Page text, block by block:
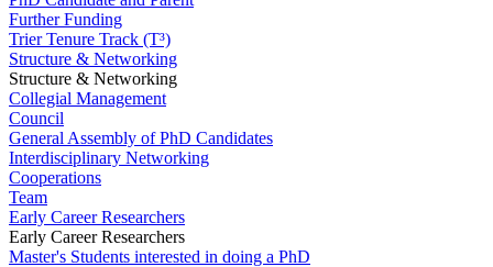
Further Funding
Trier Tenure Track (T³)
Structure & Networking
Structure & Networking
Collegial Management
Council
General Assembly of PhD Candidates
Interdisciplinary Networking
Cooperations
Team
Early Career Researchers
Early Career Researchers
Master's Students interested in doing a PhD